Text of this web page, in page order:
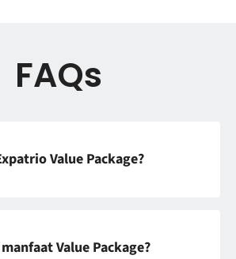
FAQs
Value Package?
Value Package?